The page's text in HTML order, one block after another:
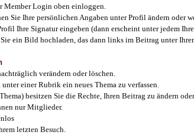
Member Login oben einloggen.
Sie Ihre persönlichen Angaben unter Profil ändern oder
Ihre Signatur eingeben (dann erscheint unter jedem
ein Bild hochladen, das dann links im Beitrag unter
verändern oder löschen.
einer Rubrik ein neues Thema zu verfassen.
besitzen Sie die Rechte, Ihren Beitrag zu ändern
nur Mitglieder.
letzten Besuch.